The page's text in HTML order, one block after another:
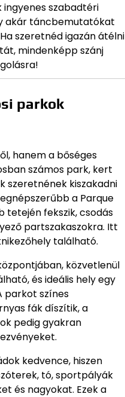
szabadtéri
akár táncbemutatókat
szeretnéd igazán átélni
mindenképp szánj
parkok
hanem a bőséges
számos park, kert
szeretnének kiszakadni
a Parque
tetején fekszik, csodás
partszakaszokra. Itt
található.
közvetlenül
és ideális hely egy
parkot színes
fák díszítik, a
pedig gyakran
kedvence, hiszen
tó, sportpályák
és nagyokat. Ezek a